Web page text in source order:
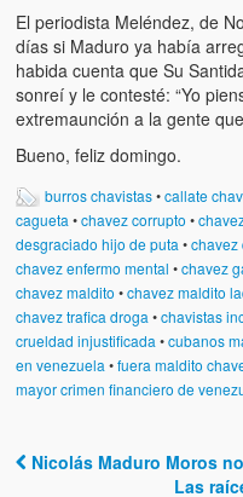
El periodista Meléndez, de
días si Maduro ya había
habida cuenta que Su
sonreí y le contesté: “Yo
extremaunción a la gente
Bueno, feliz domingo.
burros chavistas•callate
cagueta•chavez corrupto •
desgraciado hijo de puta•chavez
chavez enfermo mental •chavez
chavez maldito •chavez maldito
chavez trafica droga•chavistas
crueldad injustificada•cubanos
en venezuela•fuera maldito
mayor crimen financiero de
Post navigation
Nicolás Maduro Moros
Las